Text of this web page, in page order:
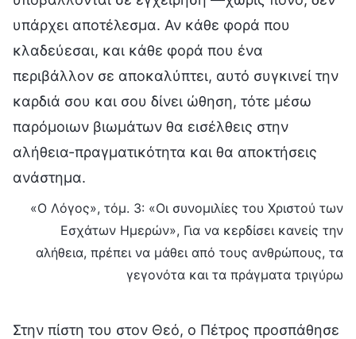
υπάρχει αποτέλεσμα. Αν κάθε φορά που
κλαδεύεσαι, και κάθε φορά που ένα
περιβάλλον σε αποκαλύπτει, αυτό συγκινεί την
καρδιά σου και σου δίνει ώθηση, τότε μέσω
παρόμοιων βιωμάτων θα εισέλθεις στην
αλήθεια-πραγματικότητα και θα αποκτήσεις
ανάστημα.
«Ο Λόγος», τόμ. 3: «Οι συνομιλίες του Χριστού των
Εσχάτων Ημερών», Για να κερδίσει κανείς την
αλήθεια, πρέπει να μάθει από τους ανθρώπους, τα
γεγονότα και τα πράγματα τριγύρω
Στην πίστη του στον Θεό, ο Πέτρος προσπάθησε